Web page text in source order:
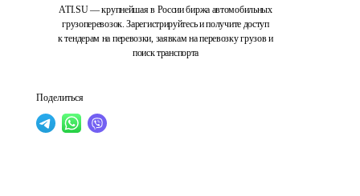
ATI.SU — крупнейшая в России биржа автомобильных
грузоперевозок. Зарегистрируйтесь и получите доступ
к тендерам на перевозки, заявкам на перевозку грузов и
поиск транспорта
Поделиться